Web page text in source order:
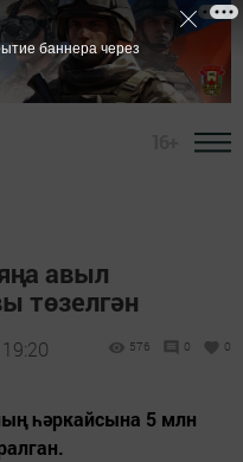
авыл
төзелгән
576 0 0
һәркайсына 5 млн
баннера через